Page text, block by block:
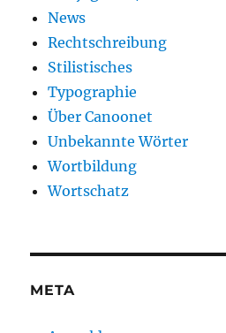
News
Rechtschreibung
Stilistisches
Typographie
Über Canoonet
Unbekannte Wörter
Wortbildung
Wortschatz
META